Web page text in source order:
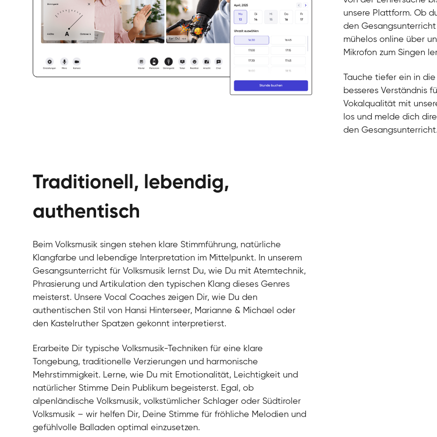
Gesang /
Klara
Gesang /
Martina
Gesang /
Ela
Gesang /
unsere Plattform. Ob
den
mühelos online über
Mikrofon zum Singen
Tauche tiefer ein in
besseres Verständnis
Vokalqualität mit
los und melde dich
den
Traditionell, lebendig,
authentisch
Beim Volksmusik singen stehen klare Stimmführung, natürliche
Klangfarbe und lebendige Interpretation im Mittelpunkt. In unserem
Gesangsunterricht für Volksmusik lernst Du, wie Du mit Atemtechnik,
Phrasierung und Artikulation den typischen Klang dieses Genres
meisterst. Unsere Vocal Coaches zeigen Dir, wie Du den
authentischen Stil von Hansi Hinterseer, Marianne & Michael oder
den Kastelruther Spatzen gekonnt interpretierst.
Erarbeite Dir typische Volksmusik-Techniken für eine klare
Tongebung, traditionelle Verzierungen und harmonische
Mehrstimmigkeit. Lerne, wie Du mit Emotionalität, Leichtigkeit und
natürlicher Stimme Dein Publikum begeisterst. Egal, ob
alpenländische Volksmusik, volkstümlicher Schlager oder Südtiroler
Volksmusik – wir helfen Dir, Deine Stimme für fröhliche Melodien und
gefühlvolle Balladen optimal einzusetzen.